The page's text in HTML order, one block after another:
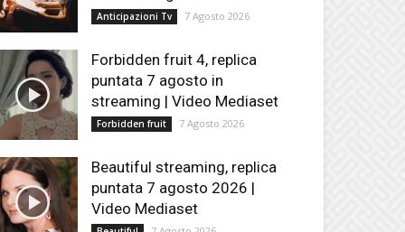
Anticipazioni Tv 7 Agosto 2026
Forbidden fruit 4, replica
puntata 7 agosto in
streaming | Video Mediaset
Forbidden fruit 7 Agosto 2026
Beautiful streaming, replica
puntata 7 agosto 2026 |
Video Mediaset